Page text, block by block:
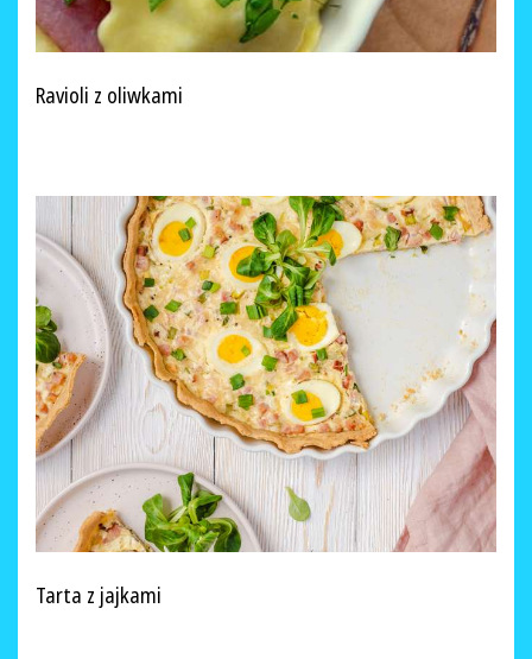
Ravioli z oliwkami
Tarta z jajkami